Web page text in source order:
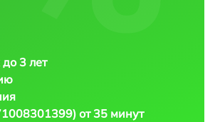
3 лет
от 35 минут